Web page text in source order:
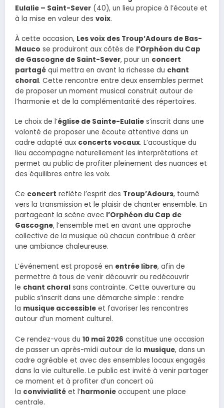
Eulalie – Saint-Sever (40), un lieu propice à l’écoute et
à la mise en valeur des voix.
À cette occasion, Les voix des Troup’Adours de Bas-
Mauco se produiront aux côtés de l’Orphéon du Cap
de Gascogne de Saint-Sever, pour un concert
partagé qui mettra en avant la richesse du chant
choral. Cette rencontre entre deux ensembles permet
de proposer un moment musical construit autour de
l’harmonie et de la complémentarité des répertoires.
Le choix de l’église de Sainte-Eulalie s’inscrit dans une
volonté de proposer une écoute attentive dans un
cadre adapté aux concerts vocaux. L’acoustique du
lieu accompagne naturellement les interprétations et
permet au public de profiter pleinement des nuances et
des équilibres entre les voix.
Ce concert reflète l’esprit des Troup’Adours, tourné
vers la transmission et le plaisir de chanter ensemble. En
partageant la scène avec l’Orphéon du Cap de
Gascogne, l’ensemble met en avant une approche
collective de la musique où chacun contribue à créer
une ambiance chaleureuse.
L’événement est proposé en entrée libre, afin de
permettre à tous de venir découvrir ou redécouvrir
le chant choral sans contrainte. Cette ouverture au
public s’inscrit dans une démarche simple : rendre
la musique accessible et favoriser les rencontres
autour d’un moment culturel.
Ce rendez-vous du 10 mai 2026 constitue une occasion
de passer un après-midi autour de la musique, dans un
cadre agréable et avec des ensembles locaux engagés
dans la vie culturelle. Le public est invité à venir partager
ce moment et à profiter d’un concert où
la convivialité et l’harmonie occupent une place
centrale.